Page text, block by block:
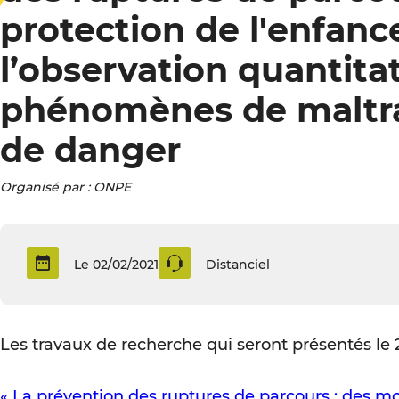
protection de
l’observation
phénomènes de
de danger
Organisé par : ONPE
Le 02/02/2021 Distanciel
Les travaux de recherche qui seront présentés le